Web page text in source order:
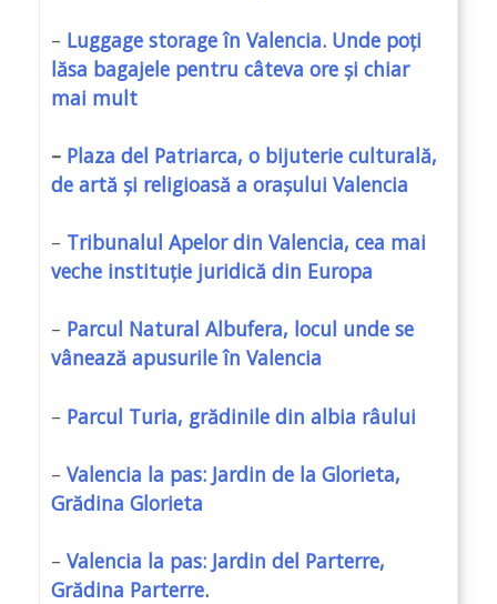
– Luggage storage în Valencia. Unde poți
lăsa bagajele pentru câteva ore și chiar
mai mult
– Plaza del Patriarca, o bijuterie culturală,
de artă și religioasă a orașului Valencia
– Tribunalul Apelor din Valencia, cea mai
veche instituție juridică din Europa
– Parcul Natural Albufera, locul unde se
vânează apusurile în Valencia
– Parcul Turia, grădinile din albia râului
– Valencia la pas: Jardin de la Glorieta,
Grădina Glorieta
– Valencia la pas: Jardin del Parterre,
Grădina Parterre.